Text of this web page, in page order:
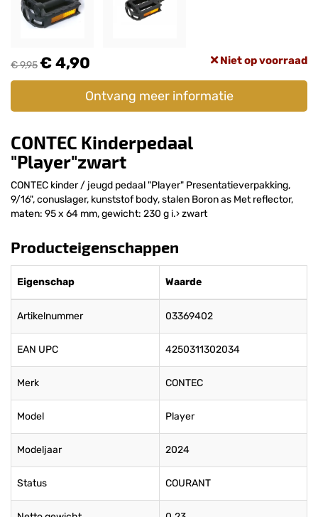
€ 9,95€ 4,90 Niet op voorraad
Ontvang meer informatie
CONTEC Kinderpedaal
"Player"zwart
CONTEC kinder / jeugd pedaal "Player" Presentatieverpakking,
9/16", conuslager, kunststof body, stalen Boron as Met reflector,
maten: 95 x 64 mm, gewicht: 230 g i.› zwart
Producteigenschappen
Eigenschap Waarde
Artikelnummer 03369402
EAN UPC 4250311302034
Merk CONTEC
Model Player
Modeljaar 2024
Status COURANT